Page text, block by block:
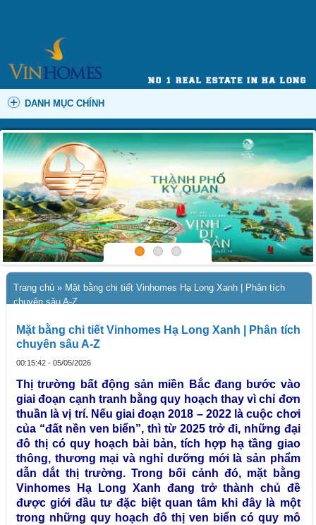
DANH MỤC CHÍNH
Trang chủ » Mặt bằng chi tiết Vinhomes Hạ Long Xanh | Phân tích
chuyên sâu A-Z
Mặt bằng chi tiết Vinhomes Hạ Long Xanh | Phân tích
chuyên sâu A-Z
00:15:42 - 05/05/2026
Thị trường bất động sản miền Bắc đang bước vào
giai đoạn cạnh tranh bằng quy hoạch thay vì chỉ đơn
thuần là vị trí. Nếu giai đoạn 2018 – 2022 là cuộc chơi
của “đất nền ven biển”, thì từ 2025 trở đi, những đại
đô thị có quy hoạch bài bản, tích hợp hạ tầng giao
thông, thương mại và nghỉ dưỡng mới là sản phẩm
dẫn dắt thị trường. Trong bối cảnh đó, mặt bằng
Vinhomes Hạ Long Xanh đang trở thành chủ đề
được giới đầu tư đặc biệt quan tâm khi đây là một
trong những quy hoạch đô thị ven biển có quy mô